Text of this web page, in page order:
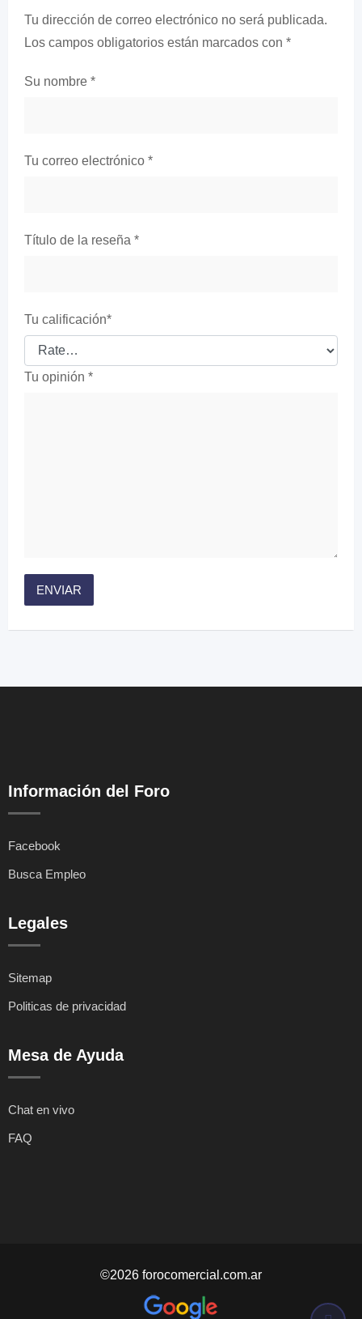
Tu dirección de correo electrónico no será publicada.
Los campos obligatorios están marcados con *
Su nombre *
Tu correo electrónico *
Título de la reseña *
Tu calificación*
Tu opinión *
Información del Foro
Facebook
Busca Empleo
Legales
Sitemap
Politicas de privacidad
Mesa de Ayuda
Chat en vivo
FAQ
©2026 forocomercial.com.ar